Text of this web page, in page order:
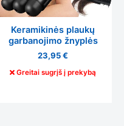
Keramikinės plaukų
garbanojimo žnyplės
23,95€
Greitai sugrįš į prekybą